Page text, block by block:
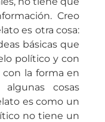
Creo
es otra cosa:
básicas que
político y con
con la forma en
cosas
es como un
no tiene un